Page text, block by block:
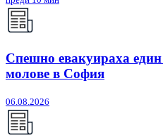
Спешно евакуираха
молове в София
06.08.2026